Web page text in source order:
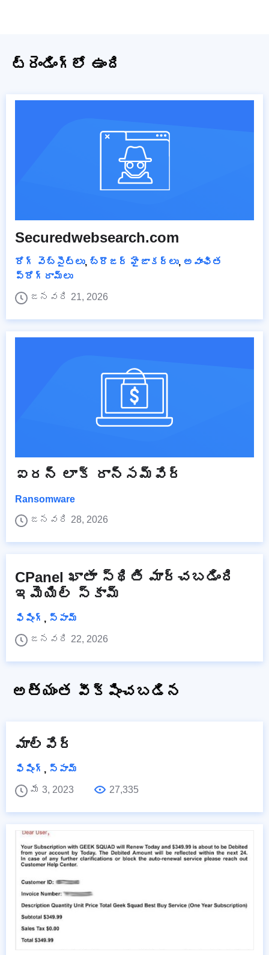
ట్రెండింగ్‌లో ఉంది
Securedwebsearch.com
రోగ్ వెబ్‌సైట్‌లు, బ్రౌజర్ హైజాకర్లు, అవాంఛిత
ప్రోగ్రామ్‌లు
జనవరి 21, 2026
ఐరన్ లాక్ రాన్సమ్‌వేర్
Ransomware
జనవరి 28, 2026
CPanel ఖాతా స్థితి మార్చబడింది
ఇమెయిల్ స్కామ్
ఫిషింగ్ , స్పామ్
జనవరి 22, 2026
అత్యంత వీక్షించబడిన
మాల్వేర్
ఫిషింగ్ , స్పామ్
మే 3, 2023
27,335